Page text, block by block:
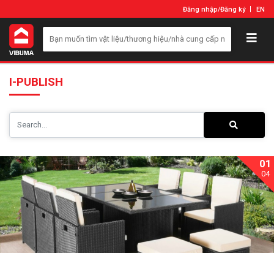
Đăng nhập/Đăng ký EN
I-PUBLISH
01
04